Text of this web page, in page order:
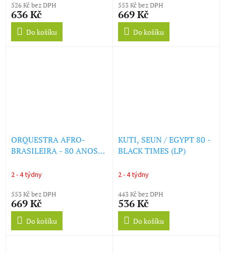
526 Kč bez DPH
636 Kč
Do košíku
553 Kč bez DPH
669 Kč
Do košíku
ORQUESTRA AFRO-
BRASILEIRA - 80 ANOS
2 - 4 týdny
553 Kč bez DPH
669 Kč
Do košíku
KUTI, SEUN / EGYPT 80 -
BLACK TIMES (LP)
2 - 4 týdny
443 Kč bez DPH
536 Kč
Do košíku